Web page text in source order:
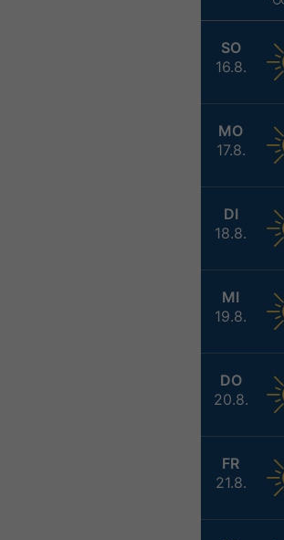
SO
16.8.
MO
17.8.
DI
18.8.
MI
19.8.
DO
20.8.
FR
21.8.